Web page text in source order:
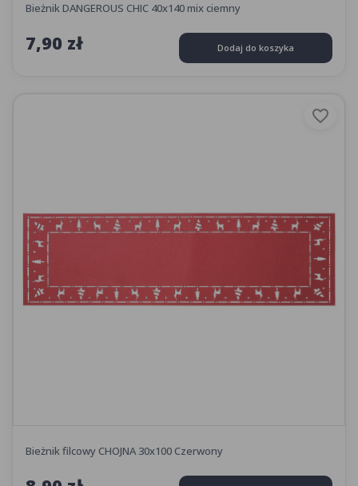
Bieżnik DANGEROUS CHIC 40x140 mix ciemny
7,90 zł Dodaj do koszyka
favorite_border
Bieżnik filcowy CHOJNA 30x100 Czerwony